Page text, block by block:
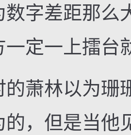
数字差距那么
一定一上擂台
林以为珊
的，但是当他